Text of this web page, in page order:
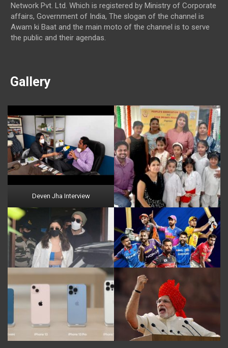
Network Pvt. Ltd. Which is registered by Ministry of Corporate
affairs, Government of India, The slogan of the channel is
Awam ki Baat and the main moto of the channel is to serve
the public and their agendas.
Gallery
Deven Jha Interview